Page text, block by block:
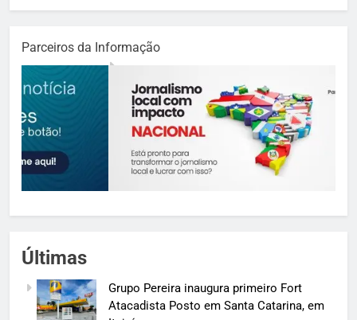
Parceiros da Informação
Últimas
Grupo Pereira inaugura primeiro Fort
Atacadista Posto em Santa Catarina, em